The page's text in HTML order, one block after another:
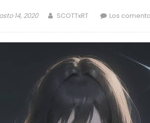
14, 2020 Author
SCOTTxRT Los